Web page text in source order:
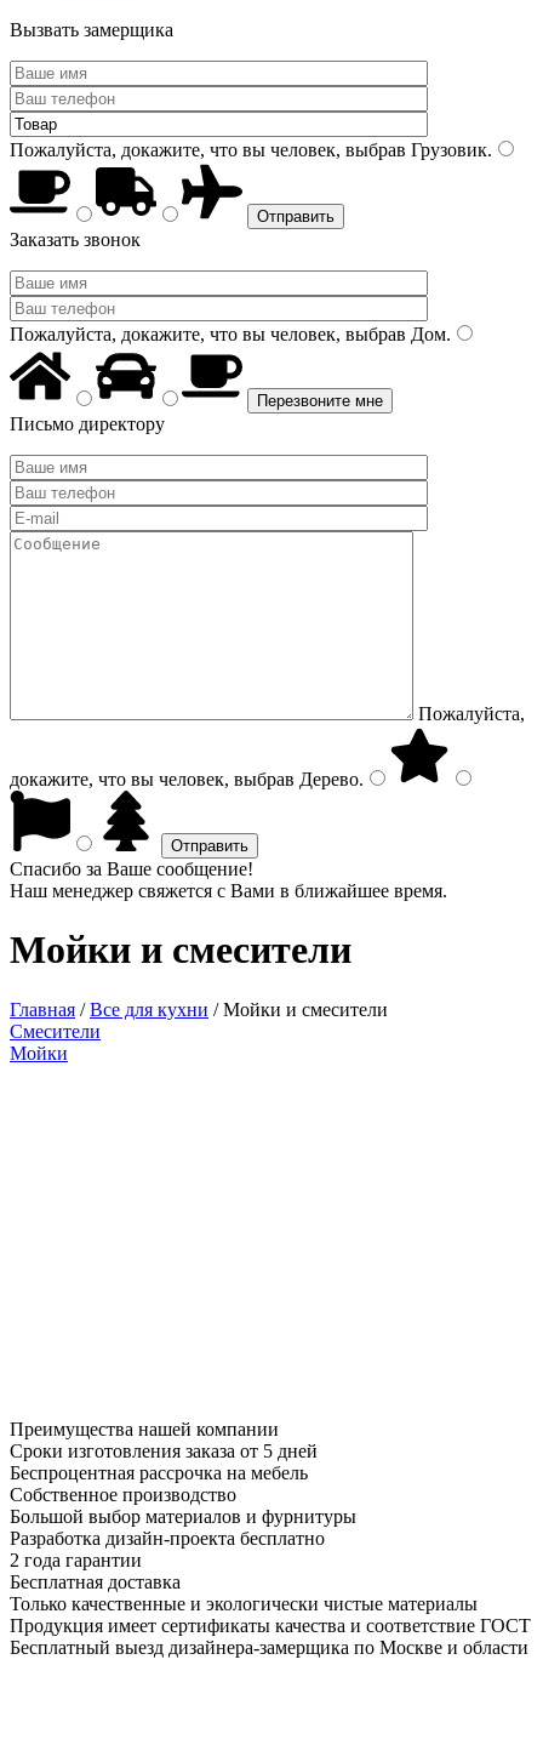
Вызвать замерщика
Пожалуйста, докажите, что вы человек, выбрав Грузовик.
Заказать звонок
Пожалуйста, докажите, что вы человек, выбрав Дом.
Письмо директору
Пожалуйста,
докажите, что вы человек, выбрав Дерево.
Спасибо за Ваше сообщение!
Наш менеджер свяжется с Вами в ближайшее время.
Мойки и смесители
Главная /Все для кухни /Мойки и смесители
Смесители
Мойки
Преимущества нашей компании
Сроки изготовления заказа от 5 дней
Беспроцентная рассрочка на мебель
Собственное производство
Большой выбор материалов и фурнитуры
Разработка дизайн-проекта бесплатно
2 года гарантии
Бесплатная доставка
Только качественные и экологически чистые материалы
Продукция имеет сертификаты качества и соответствие ГОСТ
Бесплатный выезд дизайнера-замерщика по Москве и области